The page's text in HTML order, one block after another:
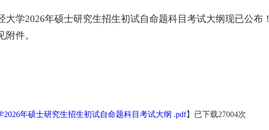
学2026年硕士研究生招生初试自命题科目考试大纲现已公布！
件。
2026年硕士研究生招生初试自命题科目考试大纲 .pdf】已下载27004次